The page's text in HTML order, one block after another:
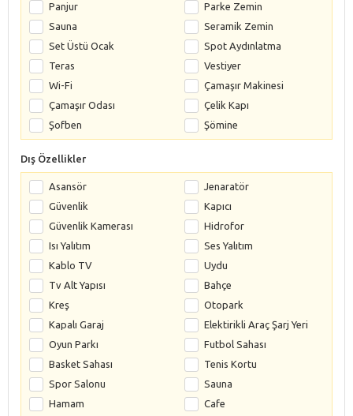
Panjur
Parke Zemin
Sauna
Seramik Zemin
Set Üstü Ocak
Spot Aydınlatma
Teras
Vestiyer
Wi-Fi
Çamaşır Makinesi
Çamaşır Odası
Çelik Kapı
Şofben
Şömine
Dış Özellikler
Asansör
Jenaratör
Güvenlik
Kapıcı
Güvenlik Kamerası
Hidrofor
Isı Yalıtım
Ses Yalıtım
Kablo TV
Uydu
Tv Alt Yapısı
Bahçe
Kreş
Otopark
Kapalı Garaj
Elektirikli Araç Şarj Yeri
Oyun Parkı
Futbol Sahası
Basket Sahası
Tenis Kortu
Spor Salonu
Sauna
Hamam
Cafe